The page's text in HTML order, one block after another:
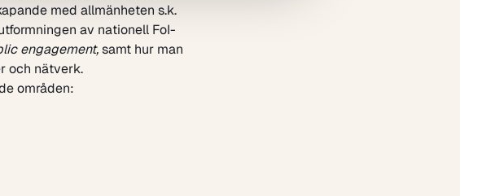
med allmänheten s.k.
av nationell FoI-
engagement,samt hur man
och nätverk.
områden: